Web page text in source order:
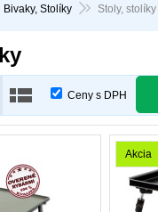
Bivaky, Stolíky Stoly, stolíky
Ceny s DPH
Akcia